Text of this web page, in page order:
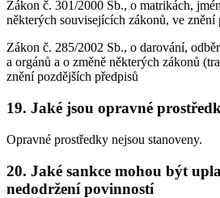
Zákon č. 301/2000 Sb., o matrikách,
některých souvisejících zákonů, ve znění
Zákon č. 285/2002 Sb., o darování,
a orgánů a o změně některých zákonů
znění pozdějších předpisů
19. Jaké jsou opravné
Opravné prostředky nejsou stanoveny.
20. Jaké sankce mohou být
nedodržení povinností